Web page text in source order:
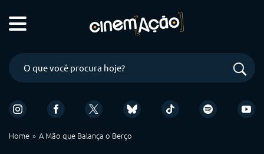
Home A Mão que Balança o Berço